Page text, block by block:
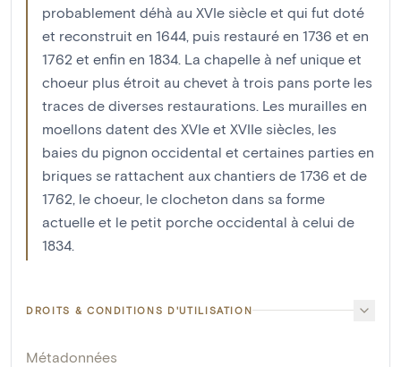
probablement déhà au XVIe siècle et qui fut doté
et reconstruit en 1644, puis restauré en 1736 et en
1762 et enfin en 1834. La chapelle à nef unique et
choeur plus étroit au chevet à trois pans porte les
traces de diverses restaurations. Les murailles en
moellons datent des XVIe et XVIIe siècles, les
baies du pignon occidental et certaines parties en
briques se rattachent aux chantiers de 1736 et de
1762, le choeur, le clocheton dans sa forme
actuelle et le petit porche occidental à celui de
1834.
DROITS & CONDITIONS D'UTILISATION
Métadonnées